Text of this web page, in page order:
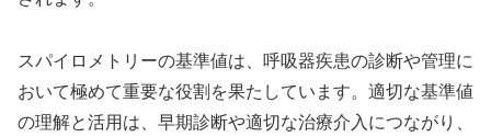
スパイロメトリーの基準値は、呼吸器疾患の診断や管理に
おいて極めて重要な役割を果たしています。適切な基準値
の理解と活用は、早期診断や適切な治療介入につながり、